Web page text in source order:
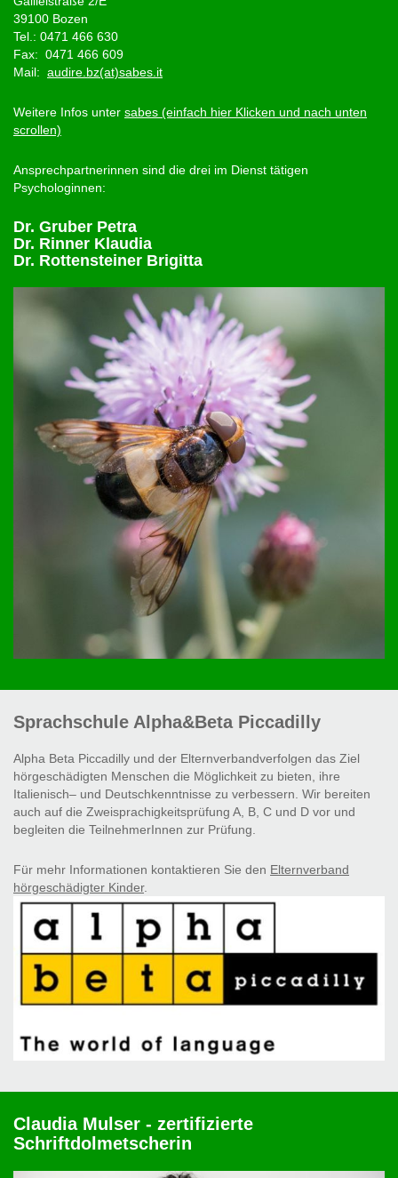
39100 Bozen
Tel.: 0471 466 630
Fax: 0471 466 609
Mail: audire.bz(at)sabes.it
Weitere Infos unter sabes (einfach hier Klicken und nach unten
scrollen)
Ansprechpartnerinnen sind die drei im Dienst tätigen
Psychologinnen:
Dr. Gruber Petra
Dr. Rinner Klaudia
Dr. Rottensteiner Brigitta
Sprachschule Alpha&Beta Piccadilly
Alpha Beta Piccadilly und der Elternverbandverfolgen das Ziel
hörgeschädigten Menschen die Möglichkeit zu bieten, ihre
Italienisch– und Deutschkenntnisse zu verbessern. Wir bereiten
auch auf die Zweisprachigkeitsprüfung A, B, C und D vor und
begleiten die TeilnehmerInnen zur Prüfung.
Für mehr Informationen kontaktieren Sie den Elternverband
hörgeschädigter Kinder.
Claudia Mulser - zertifizierte
Schriftdolmetscherin